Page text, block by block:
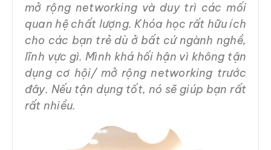
mở rộng networking và duy trì các mối
quan hệ chất lượng. Khóa học rất hữu ích
cho các bạn trẻ dù ở bất cứ ngành nghề,
lĩnh vực gì. Mình khá hối hận vì không tận
dụng cơ hội/ mở rộng networking trước
đây. Nếu tận dụng tốt, nó sẽ giúp bạn rất
rất nhiều.